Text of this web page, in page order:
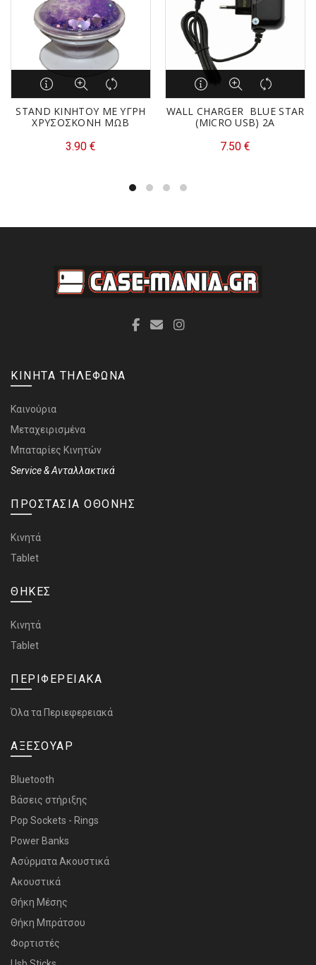
STAND ΚΙΝΗΤΟΥ ΜΕ ΥΓΡΗ
ΧΡΥΣΟΣΚΟΝΗ ΜΩΒ
3.90 €
WALL CHARGER BLUE STAR
(MICRO USB) 2A
7.50 €
ΚΙΝΗΤΑ ΤΗΛΕΦΩΝΑ
Καινούρια
Μεταχειρισμένα
Μπαταρίες Κινητών
Service & Ανταλλακτικά
ΠΡΟΣΤΑΣΙΑ ΟΘΟΝΗΣ
Κινητά
Tablet
ΘΗΚΕΣ
Κινητά
Tablet
ΠΕΡΙΦΕΡΕΙΑΚΑ
Όλα τα Περιεφερειακά
ΑΞΕΣΟΥΑΡ
Bluetooth
Bάσεις στήριξης
Pop Sockets - Rings
Power Banks
Ασύρματα Ακουστικά
Ακουστικά
Θήκη Μέσης
Θήκη Μπράτσου
Φορτιστές